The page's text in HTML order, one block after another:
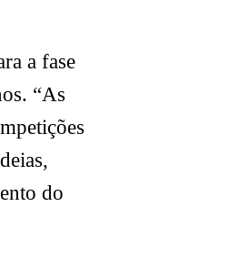
a fase
“As
do